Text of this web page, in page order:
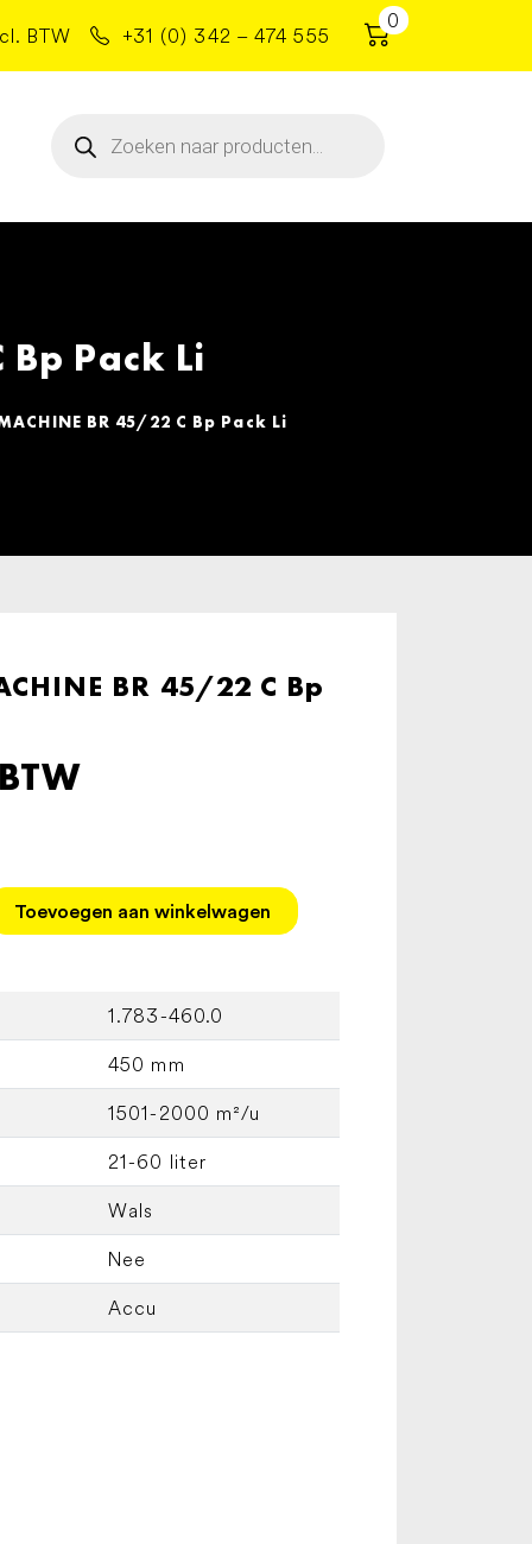
BTW +31 (0) 342 – 474 555
0
zoeken
Bp Pack Li
BR 45/22 C Bp Pack Li
BR 45/22 C Bp
Toevoegen aan winkelwagen
1.783-460.0
450 mm
1501-2000 m²/u
21-60 liter
Wals
Nee
Accu